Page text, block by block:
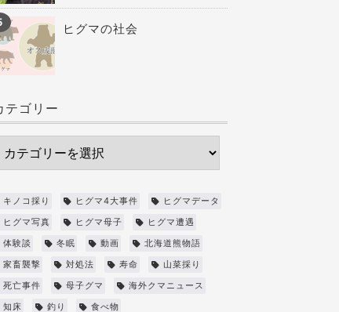
ヒグマの社会
テゴリー
キノコ採り ヒグマ4大事件
ヒグマデータ
ヒグマ写真
ヒグマ母子
ヒグマ遭遇
体験談
冬眠 動画
北海道熊物語
家畜襲撃
対処法 寿命
山菜採り
死亡事件
母子グマ
海外クマニュース
知床
釣り 食べ物